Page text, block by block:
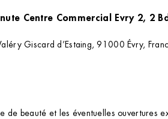
Quels sont les horaires d'ouverture de l'institut
Giscard d’Estaing, 91000 Évry,
de beauté et les éventuelles